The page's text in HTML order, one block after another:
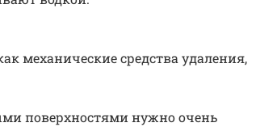
механические средства удаления,
поверхностями нужно очень